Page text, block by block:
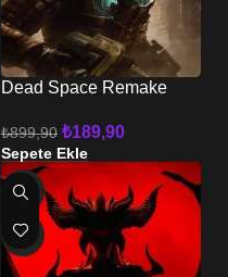
Dead Space Remake
₺899,90 ₺189,90
Sepete Ekle
-64%
HOT